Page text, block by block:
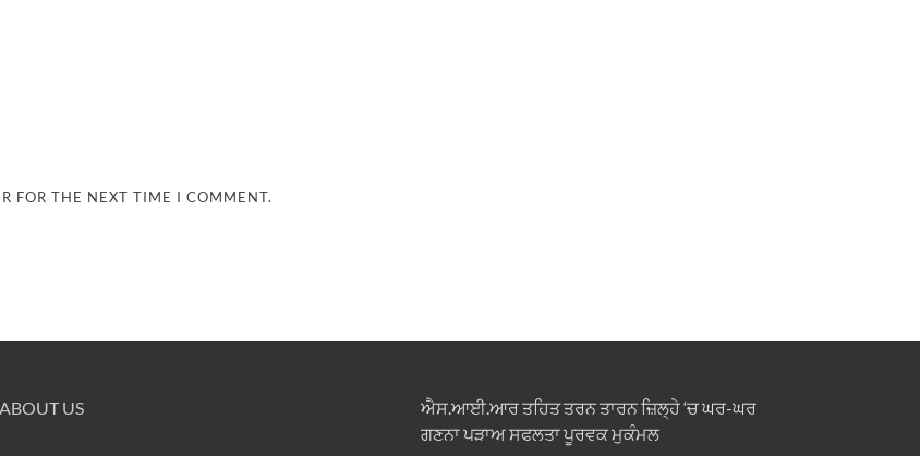
FOR THE NEXT TIME I COMMENT.
ABOUT US
ਐਸ.ਆਈ.ਆਰ ਤਹਿਤ ਤਰਨ ਤਾਰਨ ਜ਼ਿਲ੍ਹੇ ‘ਚ ਘਰ-ਘਰ
ਗਣਨਾ ਪੜਾਅ ਸਫਲਤਾ ਪੂਰਵਕ ਮੁਕੰਮਲ